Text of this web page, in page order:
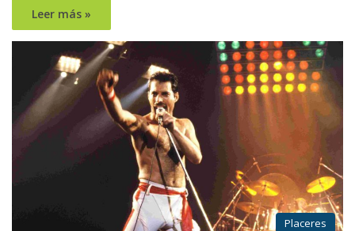
Leer más »
Placeres